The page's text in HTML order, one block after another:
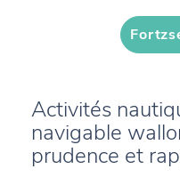
Activités
navigable
prudence et